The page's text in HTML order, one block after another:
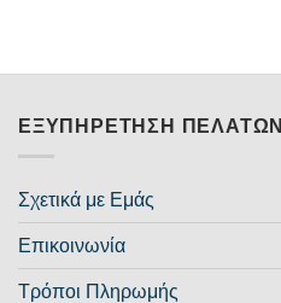
ΕΞΥΠΗΡΈΤΗΣΗ ΠΕΛΑΤΏΝ
Σχετικά με Εμάς
Επικοινωνία
Τρόποι Πληρωμής